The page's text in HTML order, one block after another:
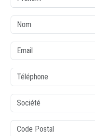
Nom
Email
Téléphone
Société
Code postal